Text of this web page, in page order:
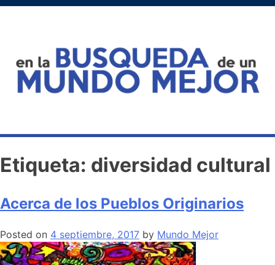
Etiqueta: diversidad cultural
Acerca de los Pueblos Originarios
Posted on 4 septiembre, 2017 by Mundo Mejor